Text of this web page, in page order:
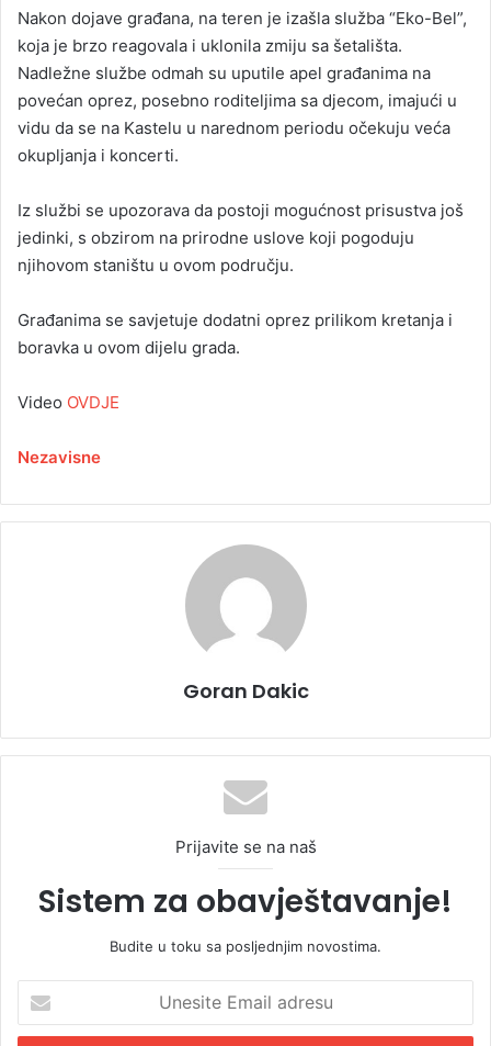
Nakon dojave građana, na teren je izašla služba “Eko-Bel”,
koja je brzo reagovala i uklonila zmiju sa šetališta.
Nadležne službe odmah su uputile apel građanima na
povećan oprez, posebno roditeljima sa djecom, imajući u
vidu da se na Kastelu u narednom periodu očekuju veća
okupljanja i koncerti.
Iz službi se upozorava da postoji mogućnost prisustva još
jedinki, s obzirom na prirodne uslove koji pogoduju
njihovom staništu u ovom području.
Građanima se savjetuje dodatni oprez prilikom kretanja i
boravka u ovom dijelu grada.
Video OVDJE
Nezavisne
Goran Dakic
Prijavite se na naš
Sistem za obavještavanje!
Budite u toku sa posljednjim novostima.
e